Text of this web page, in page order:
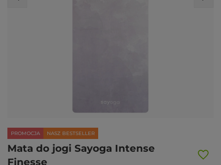
PROMOCJA NASZ BESTSELLER
Mata do jogi Sayoga Intense
Finesse